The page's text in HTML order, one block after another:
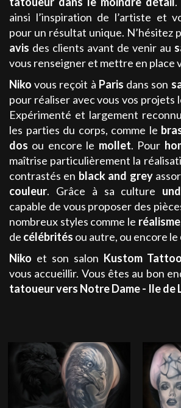
ainsi l’inspiration de l’artiste et
pour un résultat unique. N’hésitez
avis des clients avant de venir au
vous renseigner et mettre en place
Niko vous reçoit à Paris dans son
pour réaliser avec vous vos projets
Expérimenté et largement
les parties du corps, comme le
dos ou encore le mollet. Pour
maîtrise particulièrement la
contrastés en black and grey
couleur. Grâce à sa culture
capable de vous proposer des
nombreux styles comme le réalisme
de célébrités ou autre, ou encore le
Niko et son salon Kustom Tattoo
vous accueillir. Vous êtes au bon
tatoueurvers Notre Dame - Ile de